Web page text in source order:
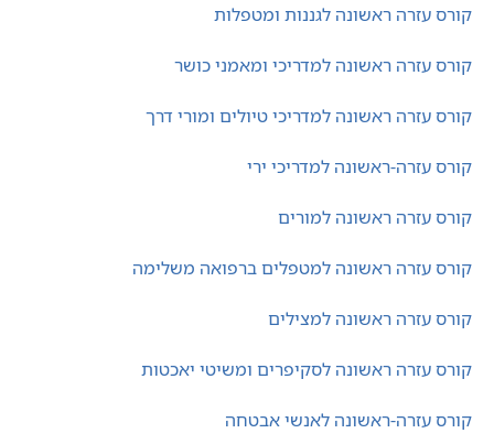
קורס עזרה ראשונה לגננות ומטפלות
קורס עזרה ראשונה למדריכי ומאמני כושר
קורס עזרה ראשונה למדריכי טיולים ומורי דרך
קורס עזרה-ראשונה למדריכי ירי
קורס עזרה ראשונה למורים
קורס עזרה ראשונה למטפלים ברפואה משלימה
קורס עזרה ראשונה למצילים
קורס עזרה ראשונה לסקיפרים ומשיטי יאכטות
קורס עזרה-ראשונה לאנשי אבטחה